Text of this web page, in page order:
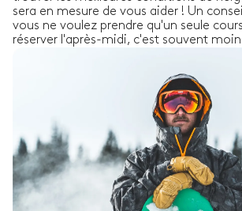
sera en mesure de vous aider ! Un
vous ne voulez prendre qu'un seule
réserver l'après-midi, c'est souvent